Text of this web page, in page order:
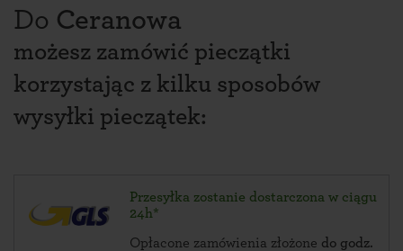
Do Ceranowa
możesz zamówić pieczątki
korzystając z kilku sposobów
wysyłki pieczątek:
Przesyłka zostanie dostarczona w ciągu
24h*
Opłacone zamówienia złożone do godz.